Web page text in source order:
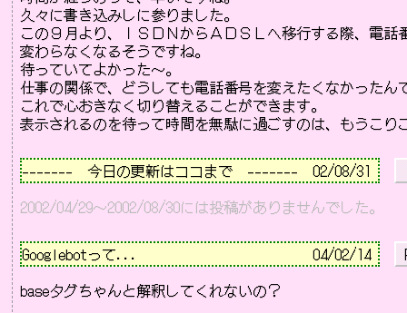
久々に書き込みしに参りました。
この９月より、ＩＳＤＮからＡＤＳＬへ移行する際、電話
変わらなくなるそうですね。
待っていてよかった～。
仕事の関係で、どうしても電話番号を変えたくなかったん
これで心おきなく切り替えることができます。
-------　今日の更新はココまで　-------  02/08/31
2002/04/29～2002/08/30には投稿がありませんでした。
Googlebotって... 04/02/14